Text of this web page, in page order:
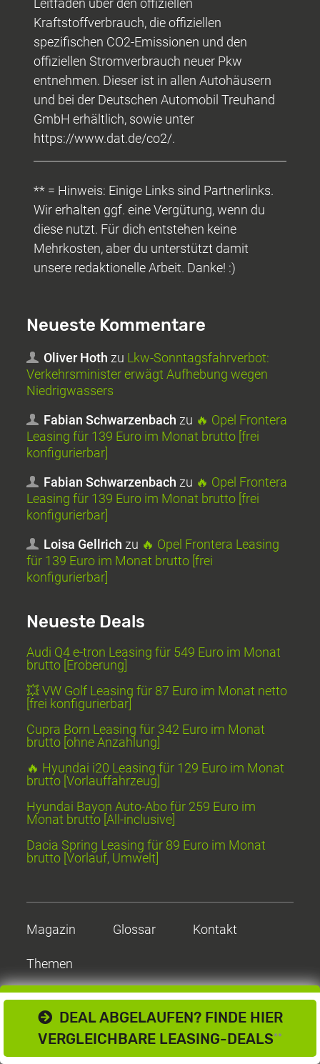
DEAL ABGELAUFEN? FINDE HIER
VERGLEICHBARE LEASING-DEALS**
Leitfaden über den offiziellen
Kraftstoffverbrauch, die offiziellen
spezifischen CO2-Emissionen und den
offiziellen Stromverbrauch neuer Pkw
entnehmen. Dieser ist in allen Autohäusern
und bei der Deutschen Automobil Treuhand
GmbH erhältlich, sowie unter
https://www.dat.de/co2/.
** = Hinweis: Einige Links sind Partnerlinks.
Wir erhalten ggf. eine Vergütung, wenn du
diese nutzt. Für dich entstehen keine
Mehrkosten, aber du unterstützt damit
unsere redaktionelle Arbeit. Danke! :)
Neueste Kommentare
Oliver Hoth zu Lkw-Sonntagsfahrverbot:
Verkehrsminister erwägt Aufhebung wegen
Niedrigwassers
Fabian Schwarzenbach zu 🔥 Opel Frontera
Leasing für 139 Euro im Monat brutto [frei
konfigurierbar]
Fabian Schwarzenbach zu 🔥 Opel Frontera
Leasing für 139 Euro im Monat brutto [frei
konfigurierbar]
Loisa Gellrich zu 🔥 Opel Frontera Leasing
für 139 Euro im Monat brutto [frei
konfigurierbar]
Neueste Deals
Audi Q4 e-tron Leasing für 549 Euro im Monat
brutto [Eroberung]
💥 VW Golf Leasing für 87 Euro im Monat netto
[frei konfigurierbar]
Cupra Born Leasing für 342 Euro im Monat
brutto [ohne Anzahlung]
🔥 Hyundai i20 Leasing für 129 Euro im Monat
brutto [Vorlauffahrzeug]
Hyundai Bayon Auto-Abo für 259 Euro im
Monat brutto [All-inclusive]
Dacia Spring Leasing für 89 Euro im Monat
brutto [Vorlauf, Umwelt]
Magazin Glossar Kontakt
Themen